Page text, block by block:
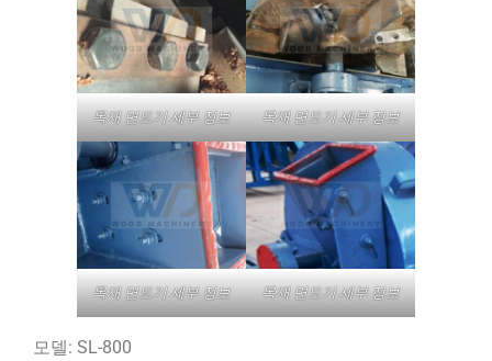
목재 면도기 세부 정보 목재 면도기 세부 정보
목재 면도기 세부 정보 목재 면도기 세부 정보
모델: SL-800